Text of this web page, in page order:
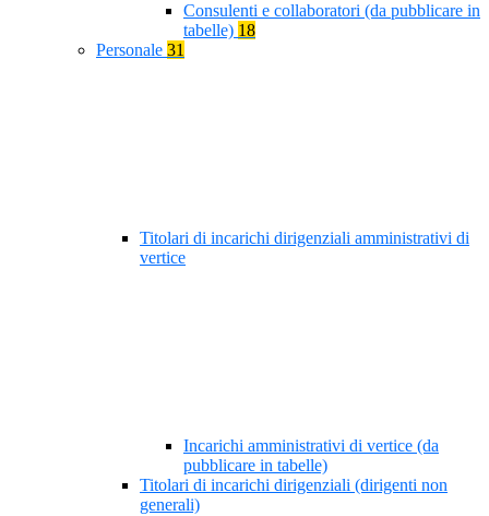
Consulenti e collaboratori (da pubblicare in
tabelle) 18
Personale 31
Titolari di incarichi dirigenziali amministrativi di
vertice
Incarichi amministrativi di vertice (da
pubblicare in tabelle)
Titolari di incarichi dirigenziali (dirigenti non
generali)